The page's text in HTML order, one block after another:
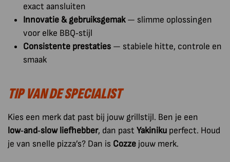
exact aansluiten
Innovatie & gebruiksgemak— slimme oplossingen
voor elke BBQ‑stijl
Consistente prestaties — stabiele hitte, controle en
smaak
TIP VAN DE SPECIALIST
Kies een merk dat past bij jouw grillstijl. Ben je een
low‑and‑slow liefhebber, dan past Yakiniku perfect. Houd
je van snelle pizza’s? Dan is Cozze jouw merk.